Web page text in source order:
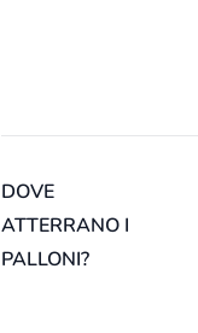
DOVE
ATTERRANO I
PALLONI?